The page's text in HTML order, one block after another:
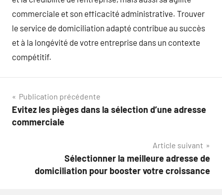
commerciale et son efficacité administrative. Trouver
le service de domiciliation adapté contribue au succès
et à la longévité de votre entreprise dans un contexte
compétitif.
Navigation
de
Publication précédente
Evitez les pièges dans la sélection d’une adresse
commerciale
Article suivant
Sélectionner la meilleure adresse de
domiciliation pour booster votre croissance